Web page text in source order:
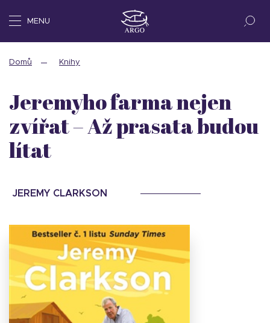
MENU
Domů Knihy
Jeremyho farma nejen
zvířat – Až prasata budou
lítat
JEREMY CLARKSON